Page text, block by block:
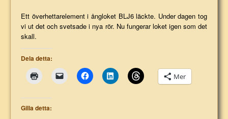
Ett överhettarelement i ångloket BLJ6 läckte. Under dagen tog
vi ut det och svetsade i nya rör. Nu fungerar loket igen som det
skall.
Dela detta:
Mer
Gilla detta: